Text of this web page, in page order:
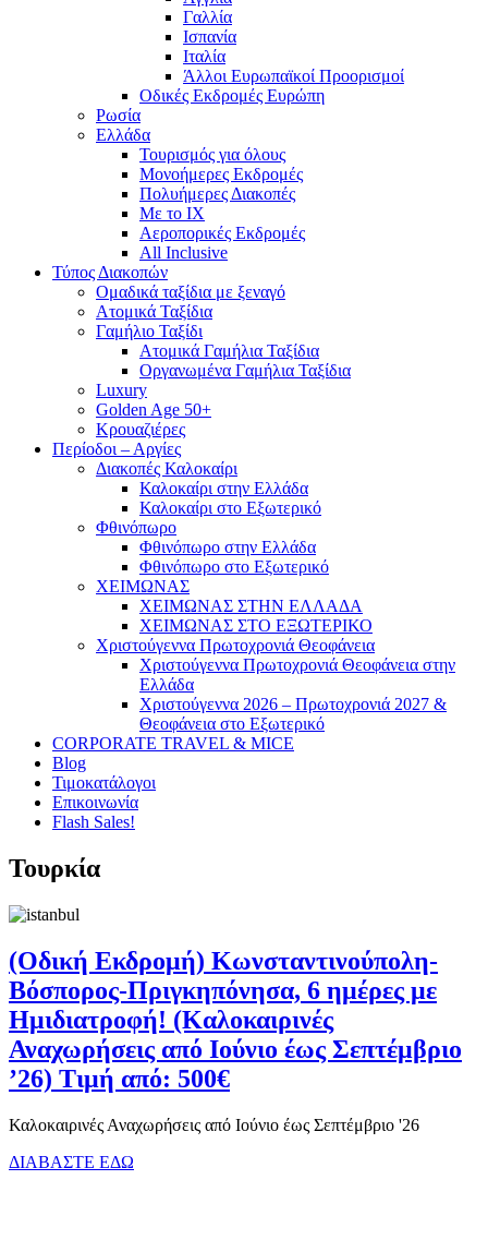
Γαλλία
Ισπανία
Ιταλία
Άλλοι Ευρωπαϊκοί Προορισμοί
Οδικές Εκδρομές Ευρώπη
Ρωσία
Ελλάδα
Τουρισμός για όλους
Mονοήμερες Εκδρομές
Πολυήμερες Διακοπές
Με το ΙΧ
Αεροπορικές Εκδρομές
All Inclusive
Τύπος Διακοπών
Ομαδικά ταξίδια με ξεναγό
Ατομικά Ταξίδια
Γαμήλιο Ταξίδι
Ατομικά Γαμήλια Ταξίδια
Οργανωμένα Γαμήλια Ταξίδια
Luxury
Golden Age 50+
Κρουαζιέρες
Περίοδοι – Αργίες
Διακοπές Καλοκαίρι
Καλοκαίρι στην Ελλάδα
Καλοκαίρι στο Εξωτερικό
Φθινόπωρο
Φθινόπωρο στην Ελλάδα
Φθινόπωρο στο Εξωτερικό
ΧΕΙΜΩΝΑΣ
ΧΕΙΜΩΝΑΣ ΣΤΗΝ ΕΛΛΑΔΑ
ΧΕΙΜΩΝΑΣ ΣΤΟ ΕΞΩΤΕΡΙΚΟ
Χριστούγεννα Πρωτοχρονιά Θεοφάνεια
Χριστούγεννα Πρωτοχρονιά Θεοφάνεια στην
Ελλάδα
Χριστούγεννα 2026 – Πρωτοχρονιά 2027 &
Θεοφάνεια στο Εξωτερικό
CORPORATE TRAVEL & MICE
Blog
Τιμοκατάλογοι
Επικοινωνία
Flash Sales!
Τουρκία
(Οδική Εκδρομή) Κωνσταντινούπολη-
Βόσπορος-Πριγκηπόνησα, 6 ημέρες με
Ημιδιατροφή! (Καλοκαιρινές
Αναχωρήσεις από Ιούνιο έως Σεπτέμβριο
’26) Τιμή από: 500€
Καλοκαιρινές Αναχωρήσεις από Ιούνιο έως Σεπτέμβριο '26
ΔΙΑΒΑΣΤΕ ΕΔΩ